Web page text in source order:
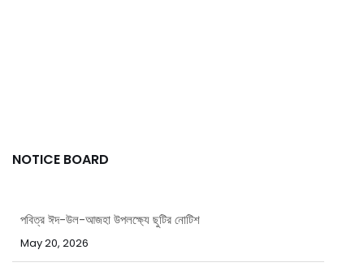
NOTICE BOARD
পবিত্র ঈদ-উল-আজহা উপলক্ষ্যে ছুটির নোটিশ
May 20, 2026